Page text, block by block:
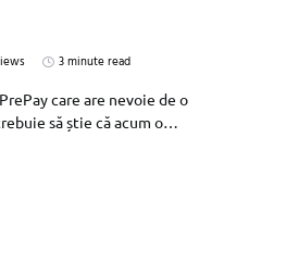
3 minute read
care are nevoie de o
să știe că acum o…